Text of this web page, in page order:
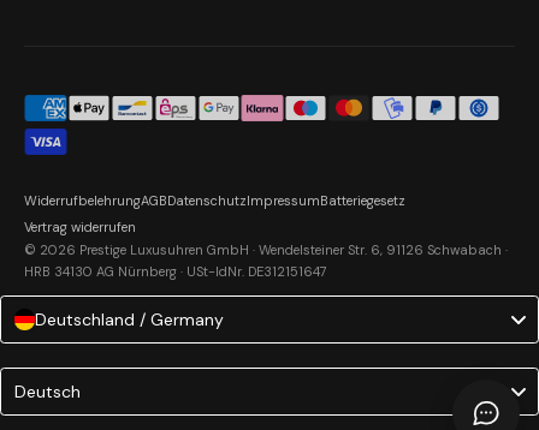
© 2026 Prestige Luxusuhren GmbH · Wendelsteiner Str. 6, 91126 Schwabach ·
HRB 34130 AG Nürnberg · USt-IdNr. DE312151647
WiderrufbelehrungAGBDatenschutzImpressumBatteriegesetz
Vertrag widerrufen
Deutschland / Germany
Language
Deutsch